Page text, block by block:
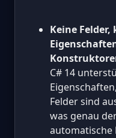
Keine
C# 14
Felder sind
was genau
automatische